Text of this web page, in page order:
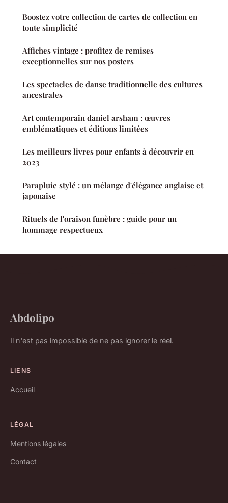
Boostez votre collection de cartes de collection en
toute simplicité
Affiches vintage : profitez de remises
exceptionnelles sur nos posters
Les spectacles de danse traditionnelle des cultures
ancestrales
Art contemporain daniel arsham : œuvres
emblématiques et éditions limitées
Les meilleurs livres pour enfants à découvrir en
2023
Parapluie stylé : un mélange d'élégance anglaise et
japonaise
Rituels de l'oraison funèbre : guide pour un
hommage respectueux
Abdolipo
Il n'est pas impossible de ne pas ignorer le réel.
LIENS
Accueil
LÉGAL
Mentions légales
Contact